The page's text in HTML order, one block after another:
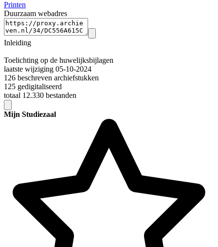
Printen
Duurzaam webadres
Inleiding
Toelichting op de huwelijksbijlagen
laatste wijziging 05-10-2024
126 beschreven archiefstukken
125 gedigitaliseerd
totaal 12.330 bestanden
Mijn Studiezaal